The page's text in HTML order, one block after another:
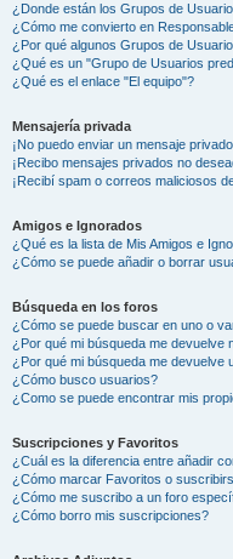
¿Donde están los Grupos de
¿Cómo me convierto en
¿Por qué algunos Grupos de
¿Qué es un "Grupo de Usuarios
¿Qué es el enlace "El equipo"?
Mensajería privada
¡No puedo enviar un mensaje
¡Recibo mensajes privados no
¡Recibí spam o correos maliciosos
Amigos e Ignorados
¿Qué es la lista de Mis Amigos e
¿Cómo se puede añadir o borrar
Búsqueda en los foros
¿Cómo se puede buscar en uno o
¿Por qué mi búsqueda me devuelve
¿Por qué mi búsqueda me devuelve
¿Cómo busco usuarios?
¿Como se puede encontrar mis
Suscripciones y Favoritos
¿Cuál es la diferencia entre añadir
¿Cómo marcar Favoritos o
¿Cómo me suscribo a un foro
¿Cómo borro mis suscripciones?